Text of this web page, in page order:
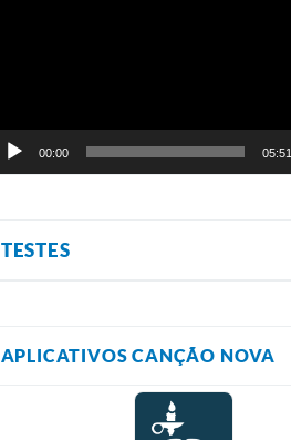
00:00 05:51
TESTES
APLICATIVOS CANÇÃO NOVA